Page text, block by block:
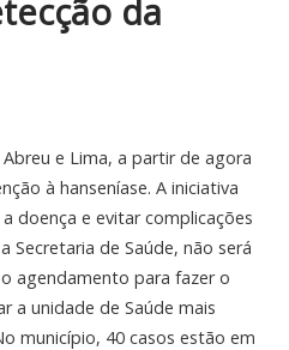
da
e Lima, a partir de agora
à hanseníase. A iniciativa
doença e evitar complicações
Secretaria de Saúde, não será
agendamento para fazer o
a unidade de Saúde mais
município, 40 casos estão em